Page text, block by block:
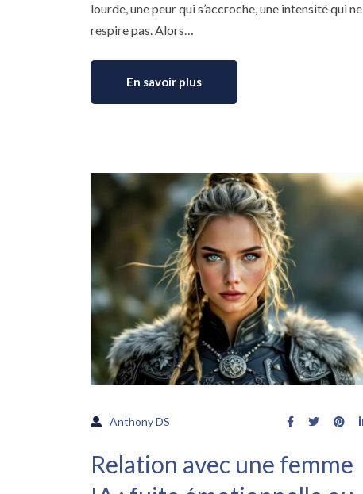
lourde, une peur qui s’accroche, une intensité qui ne
respire pas. Alors…
En savoir plus
Anthony DS
Relation avec une femme